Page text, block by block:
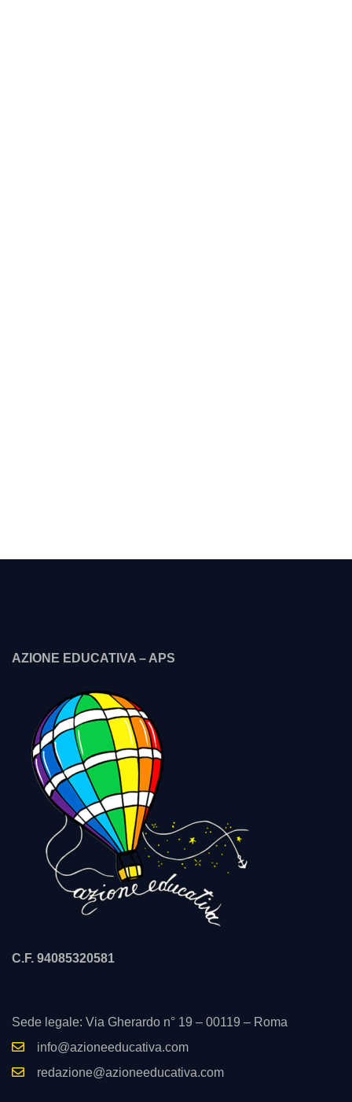
AZIONE EDUCATIVA – APS
C.F. 94085320581
Sede legale: Via Gherardo n° 19 – 00119 – Roma
info@azioneeducativa.com
redazione@azioneeducativa.com